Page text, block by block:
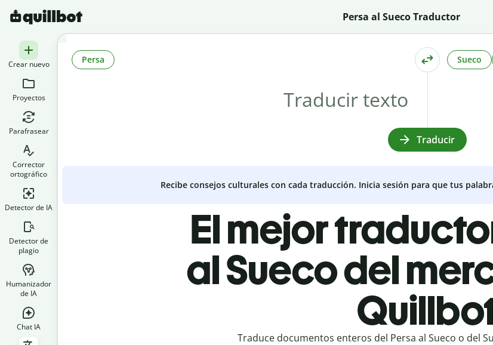
Persa al Sueco Traductor
Crear nuevo
Proyectos
Parafrasear
Corrector
ortográfico
Detector de IA
Detector de
plagio
Humanizador
de IA
Chat IA
Persa Sueco
Traducir
Recibe consejos culturales con cada traducción. Inicia sesión para que tus
El mejor
al Sueco del
Traduce documentos enteros del Persa al Sueco o del